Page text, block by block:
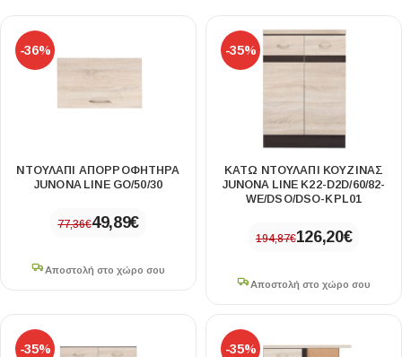
-36%
ΝΤΟΥΛΑΠΙ ΑΠΟΡΡΟΦΗΤΗΡΑ
JUNONA LINE GO/50/30
77,36€49,89€
Αποστολή στο χώρο σου
-35%
ΚΑΤΩ ΝΤΟΥΛΑΠΙ ΚΟΥΖΙΝΑΣ
JUNONA LINE K22-D2D/60/82-
WE/DSO/DSO-KPL01
194,87€126,20€
Αποστολή στο χώρο σου
-35% -35%